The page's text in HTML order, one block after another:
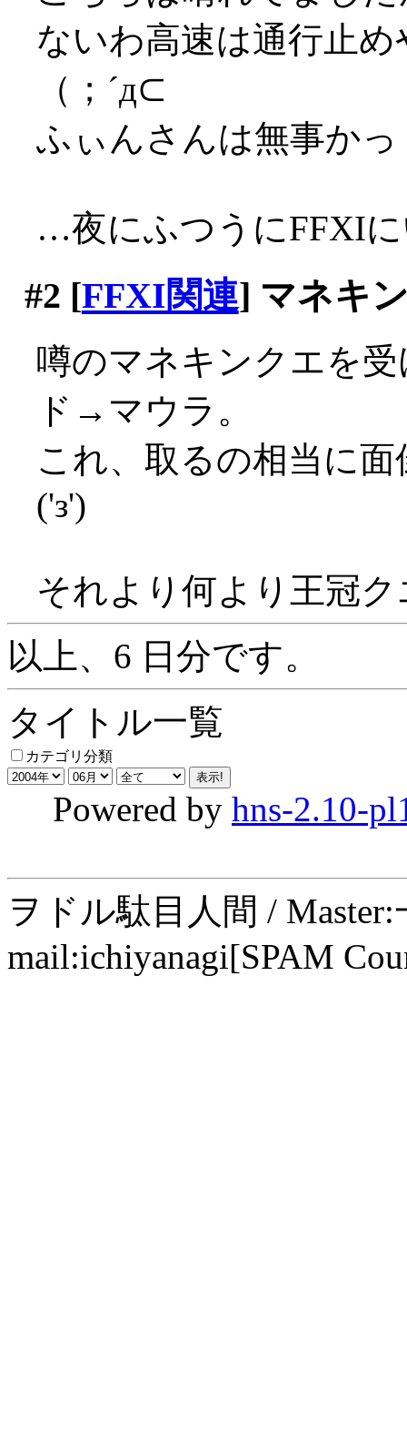
ないわ高速は通行止
（；´д⊂
ふぃんさんは無事かっ
…夜にふつうにFFXI
#2 [FFXI関連] マネキ
噂のマネキンクエを
ド→マウラ。
これ、取るの相当に
('з')
それより何より王冠
以上、6 日分です。
タイトル一覧
カテゴリ分類
Powered by hns-2.10-
ヲドル駄目人間 /
mail:ichiyanagi[SPAM